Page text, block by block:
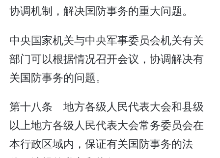
协调机制，解决国防事务的重大问题。
中央国家机关与中央军事委员会机关有关
部门可以根据情况召开会议，协调解决有
关国防事务的问题。
第十八条 地方各级人民代表大会和县级
以上地方各级人民代表大会常务委员会在
本行政区域内，保证有关国防事务的法